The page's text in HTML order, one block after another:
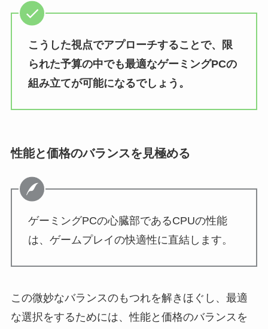
こうした視点でアプローチすることで、限
られた予算の中でも最適なゲーミングPCの
組み立てが可能になるでしょう。
性能と価格のバランスを見極める
ゲーミングPCの心臓部であるCPUの性能
は、ゲームプレイの快適性に直結します。
この微妙なバランスのもつれを解きほぐし、最適
な選択をするためには、性能と価格のバランスを